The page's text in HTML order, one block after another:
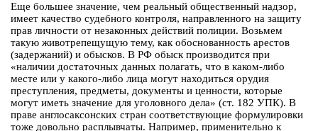
Еще большее значение, чем реальный общественный надзор,
имеет качество судебного контроля, направленного на защиту
прав личности от незаконных действий полиции. Возьмем
такую животрепещущую тему, как обоснованность арестов
(задержаний) и обысков. В РФ обыск производится при
«наличии достаточных данных полагать, что в каком-либо
месте или у какого-либо лица могут находиться орудия
преступления, предметы, документы и ценности, которые
могут иметь значение для уголовного дела» (ст. 182 УПК). В
праве англосаксонских стран соответствующие формулировки
тоже довольно расплывчаты. Например, применительно к